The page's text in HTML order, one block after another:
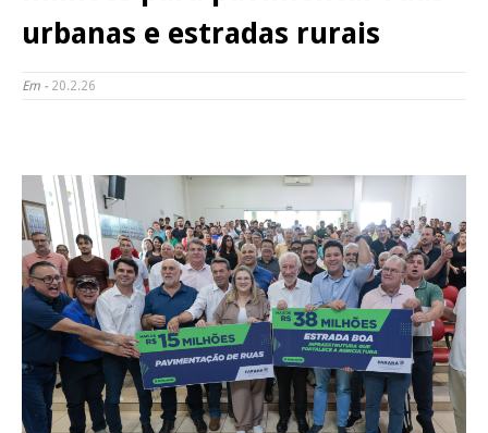
urbanas e estradas rurais
Em - 20.2.26